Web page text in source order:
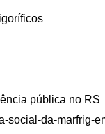
pública no RS
social-da-marfrig-